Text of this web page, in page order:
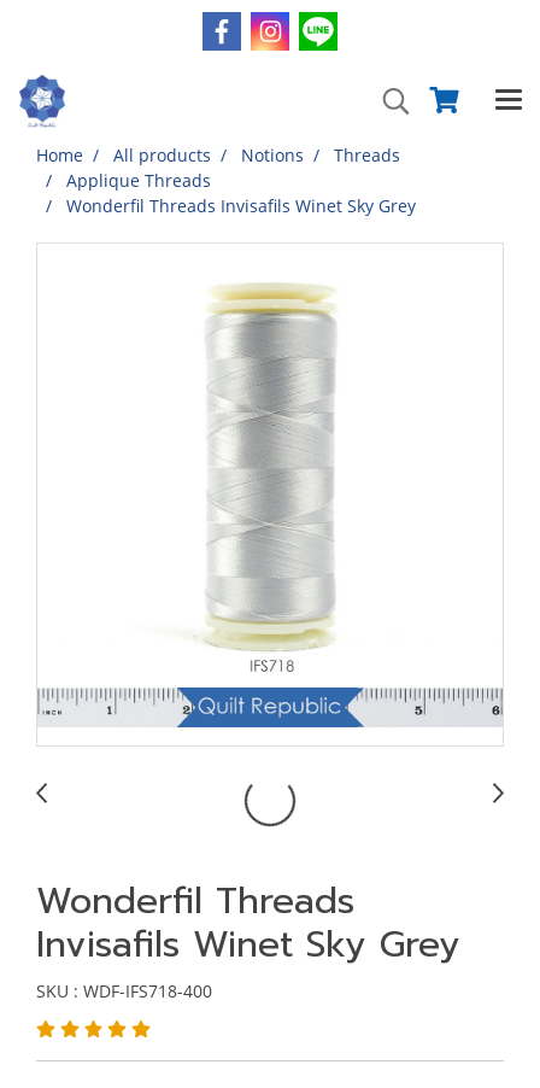
Home All products Notions
Threads
Applique Threads
Wonderfil Threads Invisafils Winet Sky Grey
Wonderfil Threads
Invisafils Winet Sky Grey
SKU : WDF-IFS718-400